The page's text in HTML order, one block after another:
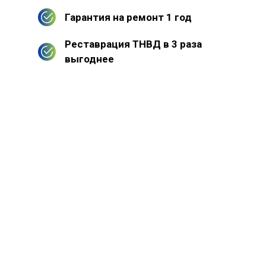
Гарантия на ремонт 1 год
Реставрация ТНВД в 3 раза
выгоднее